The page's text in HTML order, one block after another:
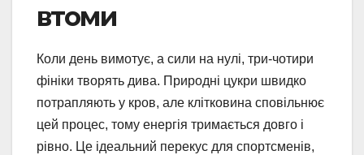
втоми
Коли день вимотує, а сили на нулі, три-чотири
фініки творять дива. Природні цукри швидко
потрапляють у кров, але клітковина сповільнює
цей процес, тому енергія тримається довго і
рівно. Це ідеальний перекус для спортсменів,